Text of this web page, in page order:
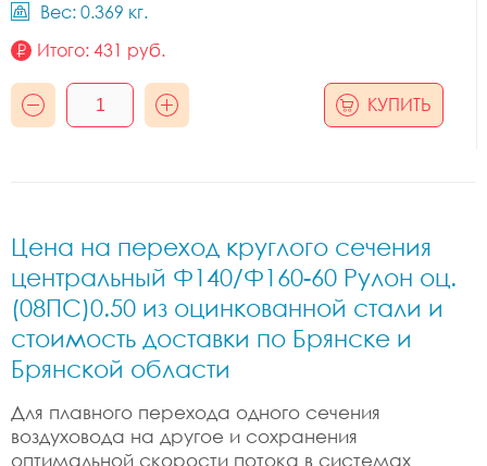
Вес: 0.369 кг.
Итого: 431 руб.
КУПИТЬ
Цена на переход круглого сечения
центральный Ф140/Ф160-60 Рулон оц.
(08ПС)0.50 из оцинкованной стали и
стоимость доставки по Брянске и
Брянской области
Для плавного перехода одного сечения
воздуховода на другое и сохранения
оптимальной скорости потока в системах